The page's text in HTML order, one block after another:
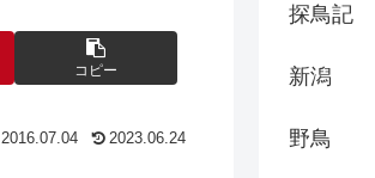
コピー
2016.07.04 2023.06.24
探鳥記
新潟
野鳥